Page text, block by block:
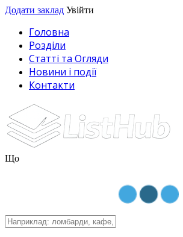
Додати заклад Увійти
Головна
Розділи
Статті та Огляди
Новини і події
Контакти
Що